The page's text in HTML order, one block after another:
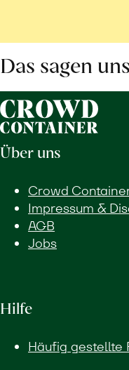
Das sagen
Über uns
Crowd
Impressum &
AGB
Jobs
Hilfe
Häufig gestellte